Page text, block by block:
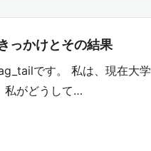
っかけとその結果
です。 私は、現在大学
私がどうして…